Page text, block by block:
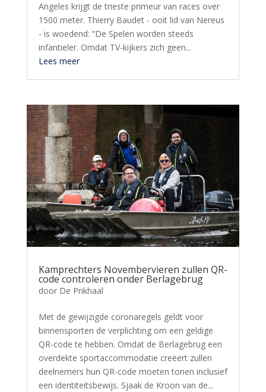
Angeles krijgt de trieste primeur van races over
1500 meter. Thierry Baudet - ooit lid van Nereus
- is woedend: “De Spelen worden steeds
infantieler. Omdat TV-kijkers zich geen...
Lees meer
Kamprechters Novembervieren zullen QR-
code controleren onder Berlagebrug
door De Prikhaal
Met de gewijzigde coronaregels geldt voor
binnensporten de verplichting om een geldige
QR-code te hebben. Omdat de Berlagebrug een
overdekte sportaccommodatie creëert zullen
deelnemers hun QR-code moeten tonen inclusief
een identiteitsbewijs. Sjaak de Kroon van de...